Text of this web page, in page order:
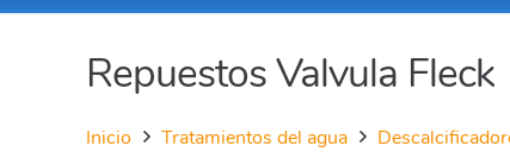
Repuestos Valvula Fleck
Inicio Tratamientos del agua